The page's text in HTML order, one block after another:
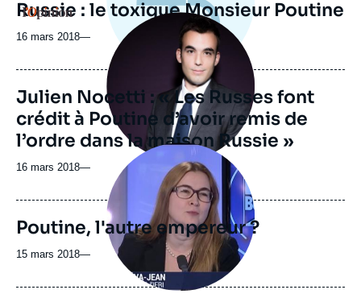
Logo
Russie : le toxique Monsieur Poutine
16 mars 2018—
Image
principale
médiatique
Julien Nocetti : « Les Russes font
crédit à Poutine d’avoir remis de
l’ordre dans la maison Russie »
16 mars 2018—
Image
principale
médiatique
Poutine, l'autre empereur ?
15 mars 2018—